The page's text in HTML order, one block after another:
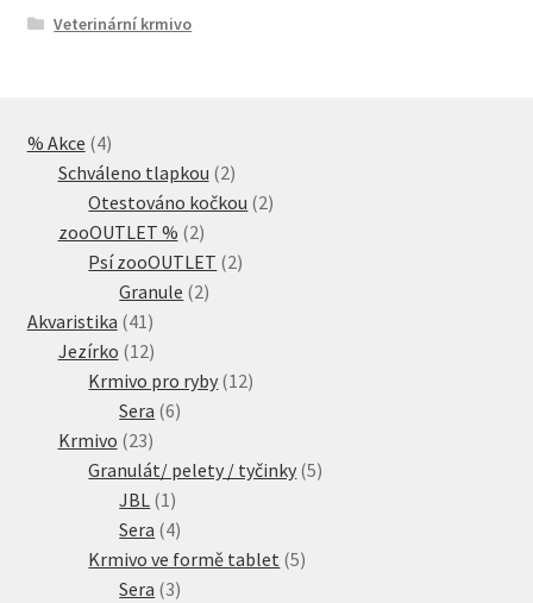
Veterinární krmivo
% Akce 44
produkty
Schváleno tlapkou 22
produkty
Otestováno kočkou 22
zooOUTLET % 22
produkty
Psí zooOUTLET 22
Granule 22
Akvaristika 41 41
produktů
Jezírko 1212
produktů
Krmivo pro ryby 1212
Sera 66
Krmivo 2323
produktů
Granulát/ pelety / tyčinky 55
JBL 1 1
produkt
Sera 44
produkty
Krmivo ve formě tablet 55
Sera 33